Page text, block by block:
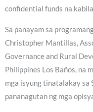
confidential funds na
Sa panayam sa
Christopher Mantillas,
Governance and Rural
Philippines Los Baños, na
mga isyung tinatalakay sa
pananagutan ng mga